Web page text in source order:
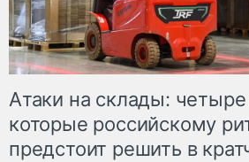
Атаки на склады: четыре
которые российскому
предстоит решить в